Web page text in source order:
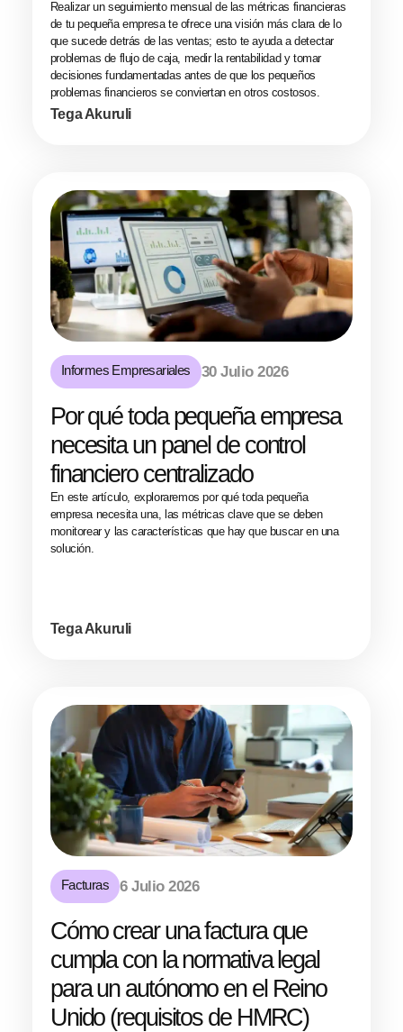
Realizar un seguimiento mensual de las métricas financieras
de tu pequeña empresa te ofrece una visión más clara de lo
que sucede detrás de las ventas; esto te ayuda a detectar
problemas de flujo de caja, medir la rentabilidad y tomar
decisiones fundamentadas antes de que los pequeños
problemas financieros se conviertan en otros costosos.
Tega Akuruli
Informes Empresariales 30 Julio 2026
Por qué toda pequeña empresa
necesita un panel de control
financiero centralizado
En este artículo, exploraremos por qué toda pequeña
empresa necesita una, las métricas clave que se deben
monitorear y las características que hay que buscar en una
solución.
Tega Akuruli
Facturas 6 Julio 2026
Cómo crear una factura que
cumpla con la normativa legal
para un autónomo en el Reino
Unido (requisitos de HMRC)